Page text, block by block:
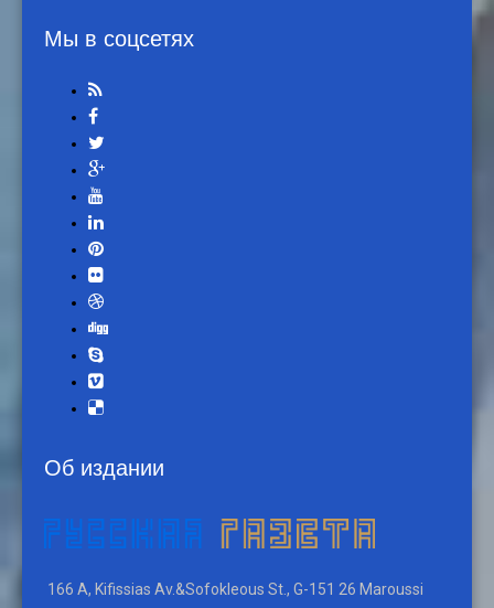
Мы в соцсетях
Об издании
166 A, Kifissias Av.&Sofokleous St., G-151 26 Maroussi